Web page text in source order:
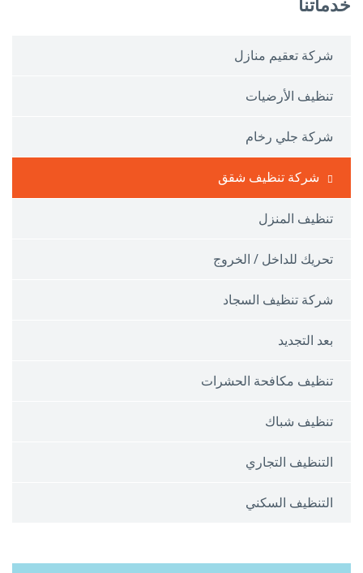
شركة تعقيم منازل
تنظيف الأرضيات
شركة جلي رخام
شركة تنظيف شقق
تنظيف المنزل
تحريك للداخل / الخروج
شركة تنظيف السجاد
بعد التجديد
تنظيف مكافحة الحشرات
تنظيف شباك
التنظيف التجاري
التنظيف السكني